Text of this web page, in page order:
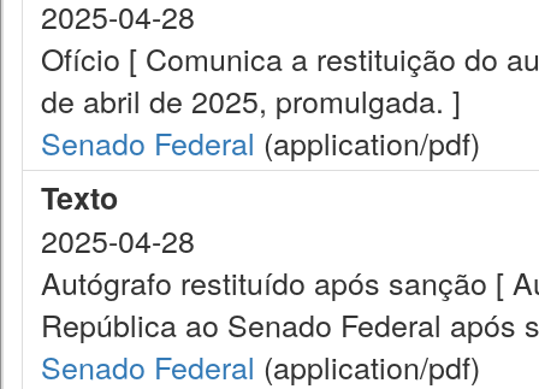
2025-04-28
Ofício [ Comunica a restituição do
de abril de 2025, promulgada. ]
Senado Federal (application/pdf)
Texto
2025-04-28
Autógrafo restituído após sanção [
República ao Senado Federal após
Senado Federal (application/pdf)